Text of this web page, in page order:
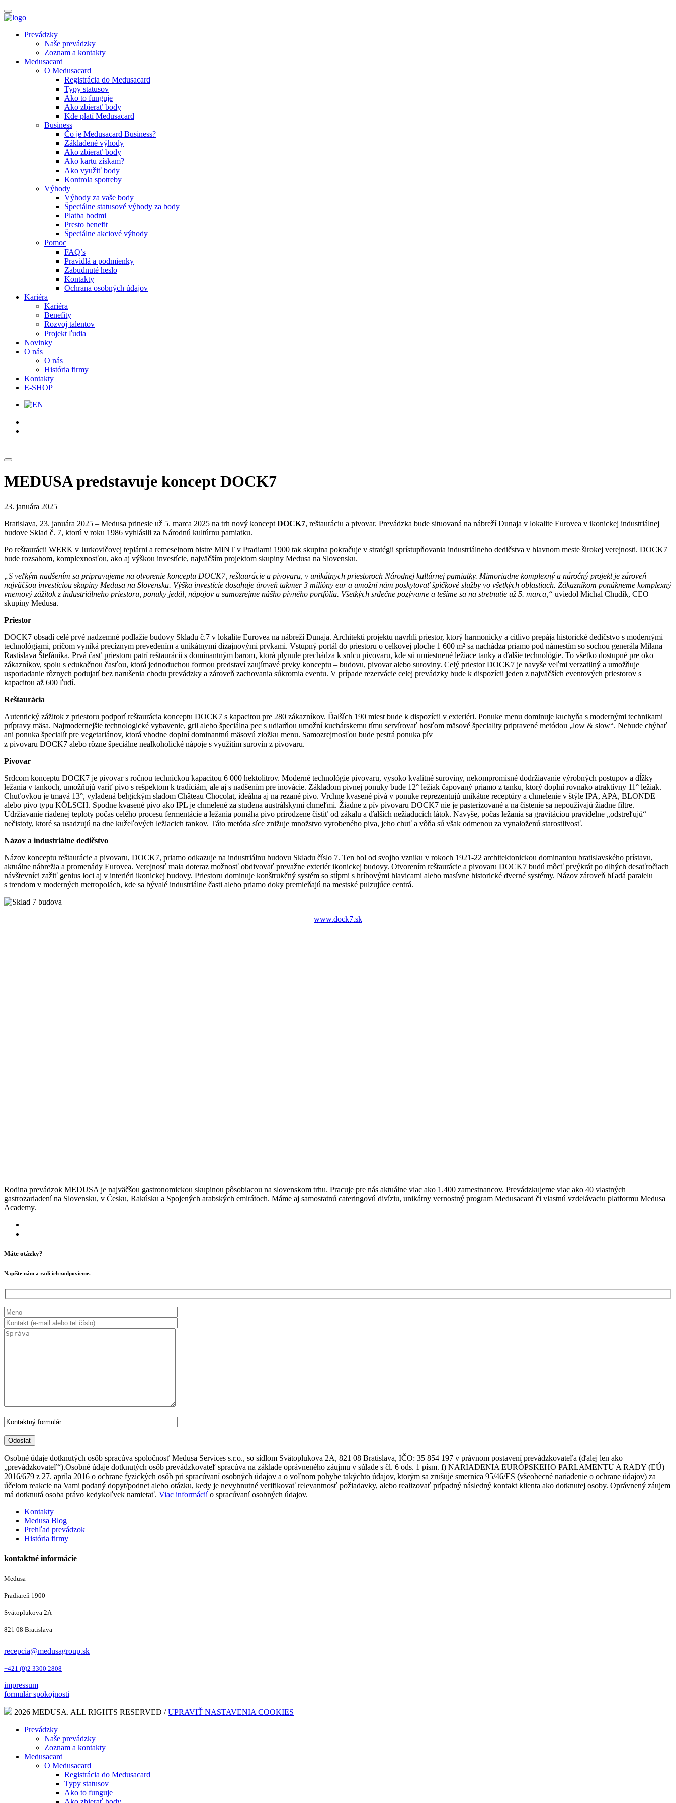
Prevádzky
Naše prevádzky
Zoznam a kontakty
Medusacard
O Medusacard
Registrácia do Medusacard
Typy statusov
Ako to funguje
Ako zbierať body
Kde platí Medusacard
Business
Čo je Medusacard Business?
Základené výhody
Ako zbierať body
Ako kartu získam?
Ako využiť body
Kontrola spotreby
Výhody
Výhody za vaše body
Špeciálne statusové výhody za body
Platba bodmi
Presto benefit
Špeciálne akciové výhody
Pomoc
FAQ’s
Pravidlá a podmienky
Zabudnuté heslo
Kontakty
Ochrana osobných údajov
Kariéra
Kariéra
Benefity
Rozvoj talentov
Projekt ľudia
Novinky
O nás
O nás
História firmy
Kontakty
E-SHOP
MEDUSA predstavuje koncept DOCK7
23. januára 2025
Bratislava, 23. januára 2025 – Medusa prinesie už 5. marca 2025 na trh nový koncept DOCK7, reštauráciu a pivovar. Prevádzka bude situovaná na nábreží Dunaja v lokalite Eurovea v ikonickej industriálnej
budove Sklad č. 7, ktorú v roku 1986 vyhlásili za Národnú kultúrnu pamiatku.
Po reštaurácii WERK v Jurkovičovej teplárni a remeselnom bistre MINT v Pradiarni 1900 tak skupina pokračuje v stratégii sprístupňovania industriálneho dedičstva v hlavnom meste širokej verejnosti. DOCK7
bude rozsahom, komplexnosťou, ako aj výškou investície, najväčším projektom skupiny Medusa na Slovensku.
„S veľkým nadšením sa pripravujeme na otvorenie konceptu DOCK7, reštaurácie a pivovaru, v unikátnych priestoroch Národnej kultúrnej pamiatky. Mimoriadne komplexný a náročný projekt je zároveň
najväčšou investíciou skupiny Medusa na Slovensku. Výška investície dosahuje úroveň takmer 3 milióny eur a umožní nám poskytovať špičkové služby vo všetkých oblastiach. Zákazníkom ponúkneme komplexný
vnemový zážitok z industriálneho priestoru, ponuky jedál, nápojov a samozrejme nášho pivného portfólia. Všetkých srdečne pozývame a tešíme sa na stretnutie už 5. marca,“ uviedol Michal Chudík, CEO
skupiny Medusa.
Priestor
DOCK7 obsadí celé prvé nadzemné podlažie budovy Skladu č.7 v lokalite Eurovea na nábreží Dunaja. Architekti projektu navrhli priestor, ktorý harmonicky a citlivo prepája historické dedičstvo s modernými
technológiami, pričom vyniká precíznym prevedením a unikátnymi dizajnovými prvkami. Vstupný portál do priestoru o celkovej ploche 1 600 m² sa nachádza priamo pod námestím so sochou generála Milana
Rastislava Štefánika. Prvá časť priestoru patrí reštaurácii s dominantným barom, ktorá plynule prechádza k srdcu pivovaru, kde sú umiestnené ležiace tanky a ďalšie technológie. To všetko dostupné pre oko
zákazníkov, spolu s edukačnou časťou, ktorá jednoduchou formou predstaví zaujímavé prvky konceptu – budovu, pivovar alebo suroviny. Celý priestor DOCK7 je navyše veľmi verzatilný a umožňuje
usporiadanie rôznych podujatí bez narušenia chodu prevádzky a zároveň zachovania súkromia eventu. V prípade rezervácie celej prevádzky bude k dispozícii jeden z najväčších eventových priestorov s
kapacitou až 600 ľudí.
Reštaurácia
Autentický zážitok z priestoru podporí reštaurácia konceptu DOCK7 s kapacitou pre 280 zákazníkov. Ďalších 190 miest bude k dispozícii v exteriéri. Ponuke menu dominuje kuchyňa s modernými technikami
prípravy mäsa. Najmodernejšie technologické vybavenie, gril alebo špeciálna pec s udiarňou umožní kuchárskemu tímu servírovať hosťom mäsové špeciality pripravené metódou „low & slow“. Nebude chýbať
ani ponuka špecialít pre vegetariánov, ktorá vhodne doplní dominantnú mäsovú zložku menu. Samozrejmosťou bude pestrá ponuka pív
z pivovaru DOCK7 alebo rôzne špeciálne nealkoholické nápoje s využitím surovín z pivovaru.
Pivovar
Srdcom konceptu DOCK7 je pivovar s ročnou technickou kapacitou 6 000 hektolitrov. Moderné technológie pivovaru, vysoko kvalitné suroviny, nekompromisné dodržiavanie výrobných postupov a dĺžky
ležania v tankoch, umožňujú variť pivo s rešpektom k tradíciám, ale aj s nadšením pre inovácie. Základom pivnej ponuky bude 12° ležiak čapovaný priamo z tanku, ktorý doplní rovnako atraktívny 11° ležiak.
Chuťovkou je tmavá 13°, vyladená belgickým sladom Château Chocolat, ideálna aj na rezané pivo. Vrchne kvasené pivá v ponuke reprezentujú unikátne receptúry a chmelenie v štýle IPA, APA, BLONDE
alebo pivo typu KÖLSCH. Spodne kvasené pivo ako IPL je chmelené za studena austrálskymi chmeľmi. Žiadne z pív pivovaru DOCK7 nie je pasterizované a na čistenie sa nepoužívajú žiadne filtre.
Udržiavanie riadenej teploty počas celého procesu fermentácie a ležania pomáha pivo prirodzene čistiť od zákalu a ďalších nežiaducich látok. Navyše, počas ležania sa gravitáciou pravidelne „odstreľujú“
nečistoty, ktoré sa usadzujú na dne kužeľových ležiacich tankov. Táto metóda síce znižuje množstvo vyrobeného piva, jeho chuť a vôňa sú však odmenou za vynaloženú starostlivosť.
Názov a industriálne dedičstvo
Názov konceptu reštaurácie a pivovaru, DOCK7, priamo odkazuje na industriálnu budovu Skladu číslo 7. Ten bol od svojho vzniku v rokoch 1921-22 architektonickou dominantou bratislavského prístavu,
aktuálne nábrežia a promenády Eurovea. Verejnosť mala doteraz možnosť obdivovať prevažne exteriér ikonickej budovy. Otvorením reštaurácie a pivovaru DOCK7 budú môcť prvýkrát po dlhých desaťročiach
návštevníci zažiť genius loci aj v interiéri ikonickej budovy. Priestoru dominuje konštrukčný systém so stĺpmi s hríbovými hlavicami alebo masívne historické dverné systémy. Názov zároveň hľadá paralelu
s trendom v moderných metropolách, kde sa bývalé industriálne časti alebo priamo doky premieňajú na mestské pulzujúce centrá.
www.dock7.sk
Rodina prevádzok MEDUSA je najväčšou gastronomickou skupinou pôsobiacou na slovenskom trhu. Pracuje pre nás aktuálne viac ako 1.400 zamestnancov. Prevádzkujeme viac ako 40 vlastných
gastrozariadení na Slovensku, v Česku, Rakúsku a Spojených arabských emirátoch. Máme aj samostatnú cateringovú divíziu, unikátny vernostný program Medusacard či vlastnú vzdelávaciu platformu Medusa
Academy.
Máte otázky?
Napíšte nám a radi ich zodpovieme.
Osobné údaje dotknutých osôb spracúva spoločnosť Medusa Services s.r.o., so sídlom Svätoplukova 2A, 821 08 Bratislava, IČO: 35 854 197 v právnom postavení prevádzkovateľa (ďalej len ako
„prevádzkovateľ“).Osobné údaje dotknutých osôb prevádzkovateľ spracúva na základe oprávneného záujmu v súlade s čl. 6 ods. 1 písm. f) NARIADENIA EURÓPSKEHO PARLAMENTU A RADY (EÚ)
2016/679 z 27. apríla 2016 o ochrane fyzických osôb pri spracúvaní osobných údajov a o voľnom pohybe takýchto údajov, ktorým sa zrušuje smernica 95/46/ES (všeobecné nariadenie o ochrane údajov) za
účelom reakcie na Vami podaný dopyt/podnet alebo otázku, kedy je nevyhnutné verifikovať relevantnosť požiadavky, alebo realizovať prípadný následný kontakt klienta ako dotknutej osoby. Oprávnený záujem
má dotknutá osoba právo kedykoľvek namietať. Viac informáciío spracúvaní osobných údajov.
Kontakty
Medusa Blog
Prehľad prevádzok
História firmy
kontaktné informácie
Medusa
Pradiareň 1900
Svätoplukova 2A
821 08 Bratislava
recepcia@medusagroup.sk
+421 (0)2 3300 2808
impressum
formulár spokojnosti
2026 MEDUSA. ALL RIGHTS RESERVED /UPRAVIŤ NASTAVENIA COOKIES
Prevádzky
Naše prevádzky
Zoznam a kontakty
Medusacard
O Medusacard
Registrácia do Medusacard
Typy statusov
Ako to funguje